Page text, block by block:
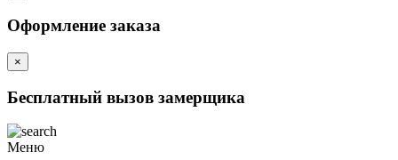
Оформление заказа
×
Бесплатный вызов замерщика
Меню